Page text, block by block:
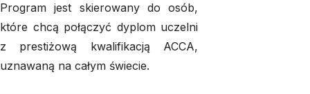
Program jest skierowany do osób,
które chcą połączyć dyplom uczelni
z prestiżową kwalifikacją ACCA,
uznawaną na całym świecie.